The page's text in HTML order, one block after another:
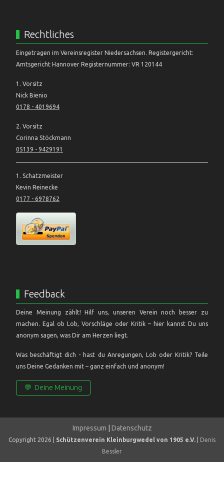
Rechtliches
Eingetragen im Vereinsregister Niedersachsen. Registergericht:
Amtsgericht Hannover Registernummer: VR 120144
1. Vorsitz
Nick Bienio
0178 - 4019694
2. Vorsitz
Corinna Stöckmann
05139 - 9429191
1. Schatzmeister
Kevin Reinecke
0177 - 6978762
Feedback
Deine Meinung zählt! Hilf uns, unseren Verein noch besser zu
machen. Egal ob Lob, Vorschläge oder Kritik – hier kannst Du uns
anonym sagen, was Dir am Herzen liegt.
Was beschäftigt dich - hast du Anregungen, Lob oder Kritik? Teile
uns Deine Gedanken mit – ganz einfach und anonym!
💬 Deine Meinung
Impressum Datenschutz
Copyright 2026 | Schützenverein Kleinburgwedel von 1905 e.V.
Denis
Bessler